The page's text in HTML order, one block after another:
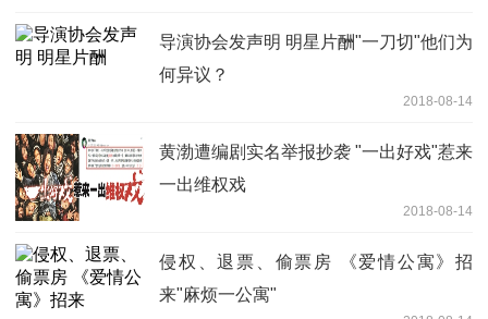
导演协会发声明 明星片酬"一刀切"他们为
何异议？
2018-08-14
黄渤遭编剧实名举报抄袭 "一出好戏"惹来
一出维权戏
2018-08-14
侵权、退票、偷票房 《爱情公寓》招
来"麻烦一公寓"